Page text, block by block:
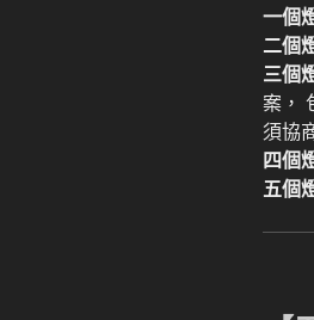
一個
二個
三個
案，
須協
四個
五個